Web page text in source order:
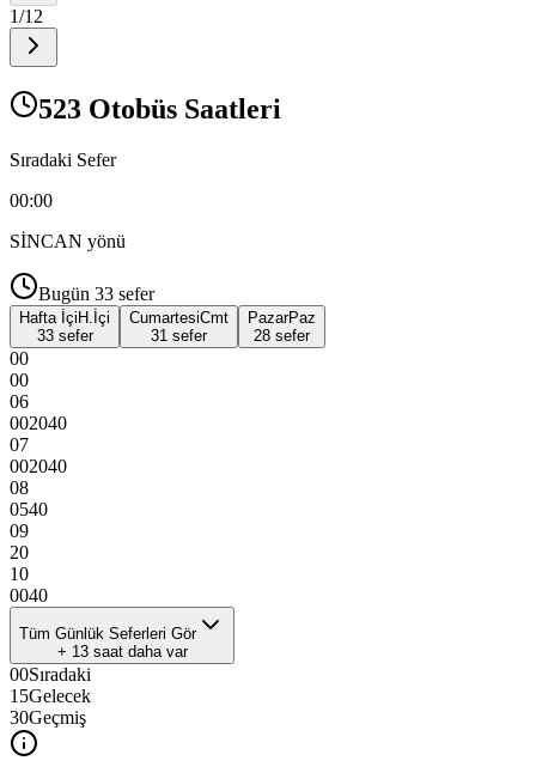
1/12
523 Otobüs Saatleri
Sıradaki Sefer
00:00
SİNCAN yönü
Bugün 33 sefer
Hafta İçi H.İçi
33 sefer
CumartesiCmt
31 sefer
PazarPaz
28 sefer
00
00
06
002040
07
002040
08
0540
09
20
10
0040
Tüm Günlük Seferleri Gör
+ 13saat daha var
00Sıradaki
15Gelecek
30Geçmiş